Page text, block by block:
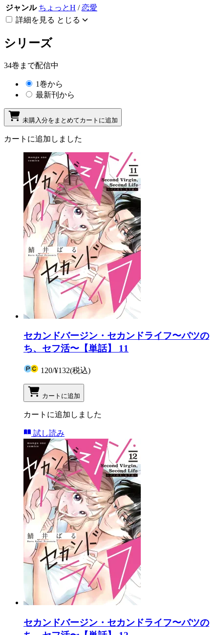
ジャンル ちょっとH /恋愛
詳細を見る とじる
シリーズ
34巻まで配信中
1巻から
最新刊から
未購入分をまとめてカートに追加
カートに追加しました
セカンドバージン・セカンドライフ〜バツの
ち、セフ活〜【単話】 11
120/¥132(税込)
カートに追加
カートに追加しました
試し読み
セカンドバージン・セカンドライフ〜バツの